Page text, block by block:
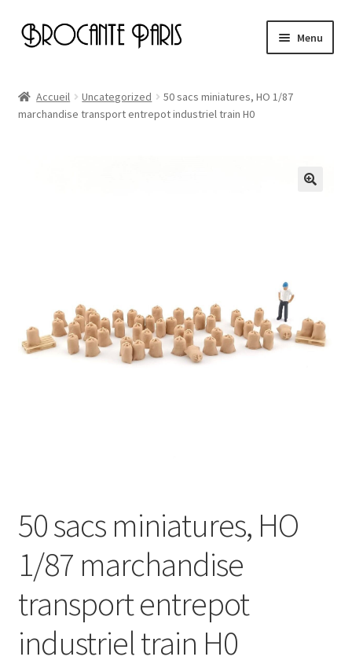
Aller
navigation
Aller
au
Menu
Cart
Accueil Uncategorized
50 sacs miniatures, HO 1/87
marchandise transport entrepot industriel train H0
50 sacs miniatures, HO
1/87 marchandise
transport entrepot
industriel train H0